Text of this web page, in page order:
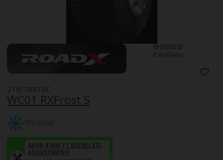
0 értékelés
WC01 RXFrost S
215/70R15C
TÉLI GUMI
AKÁR 8.000 FT SZERELÉSI
KEDVEZMÉNY!